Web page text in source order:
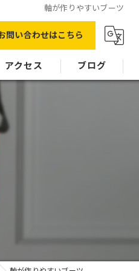
軸が作りやすいブーツ
問い合わせはこちら
アクセス ブログ